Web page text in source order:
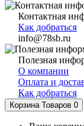
Контактная
Как добраться
info@78sb.ru
Полезная
О компании
Оплата и
Как добраться
Корзина Товаров 0